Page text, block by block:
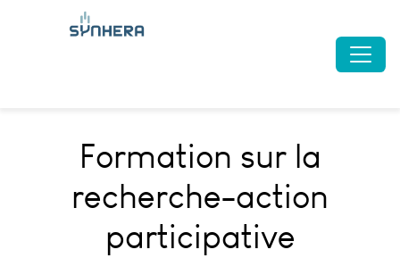
Formation sur la
recherche-action
participative